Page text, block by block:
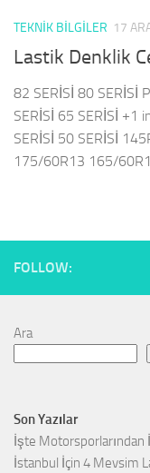
TEKNIK BILGILER 17
Lastik Denklik
82 SERİSİ 80 SERİSİ
SERİSİ 65 SERİSİ +1
SERİSİ 50 SERİSİ
175/60R13 165/
FOLLOW:
Ara
Son Yazılar
İşte Motorsporlarından
İstanbul İçin 4 Mevsim